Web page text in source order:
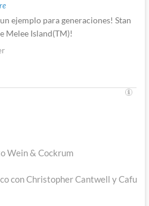
ejemplo para generaciones! Stan
Melee Island(TM)!
Wein & Cockrum
con Christopher Cantwell y Cafu